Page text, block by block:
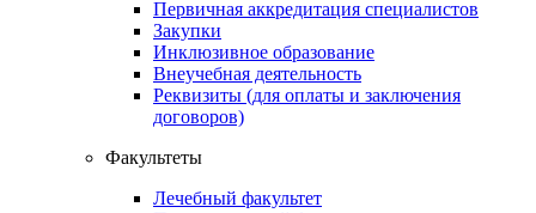
Первичная аккредитация специалистов
Закупки
Инклюзивное образование
Внеучебная деятельность
Реквизиты (для оплаты и заключения
договоров)
Факультеты
Лечебный факультет